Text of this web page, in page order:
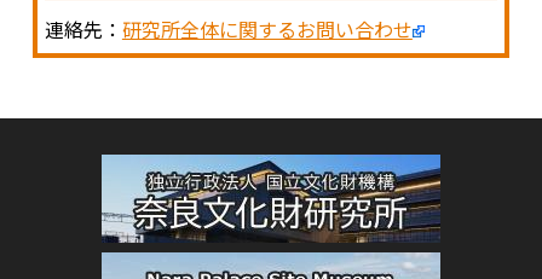
連絡先： 研究所全体に関するお問い合わせ